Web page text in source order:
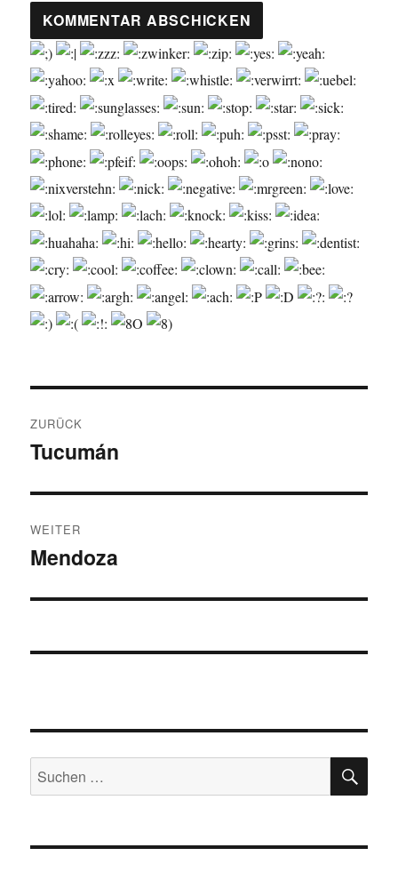
ZURÜCK
Vorheriger
Tucumán
WEITER
Nächster
Mendoza
Suchen
nach: